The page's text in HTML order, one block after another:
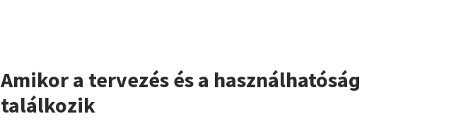
Amikor a tervezés és a használhatóság
találkozik